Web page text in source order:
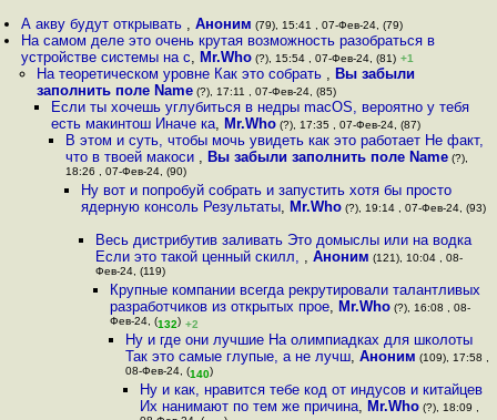
А акву будут открывать ,Аноним (79), 15:41 , 07-Фев-24, (79)
На самом деле это очень крутая возможность разобраться в
устройстве системы на с, Mr.Who (?), 15:54 , 07-Фев-24, (81) +1
На теоретическом уровне Как это собрать , Вы забыли
заполнить поле Name(?), 17:11 , 07-Фев-24, (85)
Если ты хочешь углубиться в недры macOS, вероятно у тебя
есть макинтош Иначе ка, Mr.Who(?), 17:35 , 07-Фев-24, (87)
В этом и суть, чтобы мочь увидеть как это работает Не факт,
что в твоей макоси , Вы забыли заполнить поле Name (?),
18:26 , 07-Фев-24, (90)
Ну вот и попробуй собрать и запустить хотя бы просто
ядерную консоль Результаты, Mr.Who(?), 19:14 , 07-Фев-24, (93)
Весь дистрибутив заливать Это домыслы или на водка
Если это такой ценный скилл, , Аноним (121), 10:04 , 08-
Фев-24, (119)
Крупные компании всегда рекрутировали талантливых
разработчиков из открытых прое, Mr.Who (?), 16:08 , 08-
Фев-24, (132) +2
Ну и где они лучшие На олимпиадках для школоты
Так это самые глупые, а не лучш, Аноним (109), 17:58 ,
08-Фев-24, (140)
Ну и как, нравится тебе код от индусов и китайцев
Их нанимают по тем же причина, Mr.Who(?), 18:09 ,